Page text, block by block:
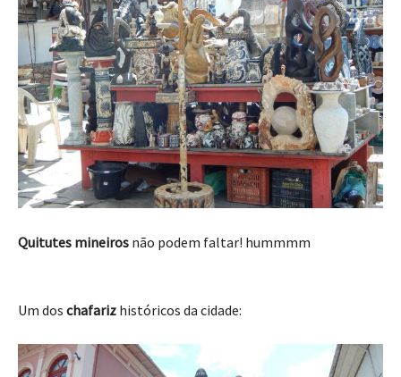
Quitutes mineiros não podem faltar! hummmm
Um dos chafariz históricos da cidade: